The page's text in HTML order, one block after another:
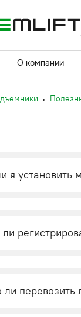
О компании
я
перевозить